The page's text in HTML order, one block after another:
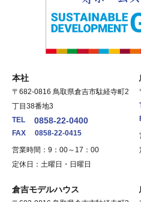
本社
〒682-0816 鳥取県倉吉市駄経寺町2
丁目38番地3
TEL
0858-22-0400
FAX
0858-22-0415
営業時間：9：00～17：00
定休日：土曜日・日曜日
倉吉モデルハウス